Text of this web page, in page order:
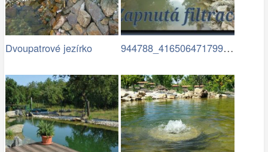
Dvoupatrové jezírko 944788_416506471799940_187814829_n (1)…